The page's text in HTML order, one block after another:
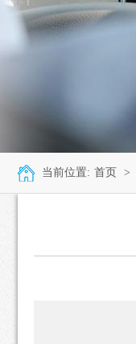
当前位置: 首页 >